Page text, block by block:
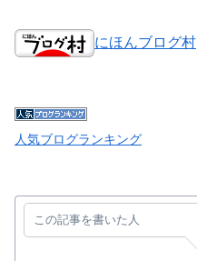
にほんブログ村
人気ブログランキング
この記事を書いた人